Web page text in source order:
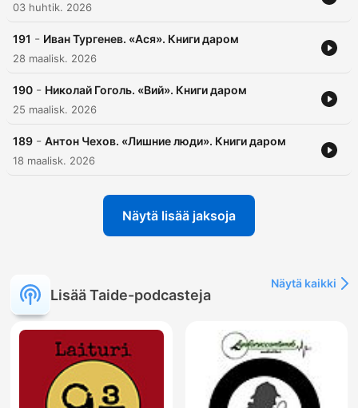
03 huhtik. 2026
191 - Иван Тургенев. «Ася». Книги даром
28 maalisk. 2026
190 - Николай Гоголь. «Вий». Книги даром
25 maalisk. 2026
189 - Антон Чехов. «Лишние люди». Книги даром
18 maalisk. 2026
Näytä lisää jaksoja
Lisää Taide-podcasteja
Näytä kaikki